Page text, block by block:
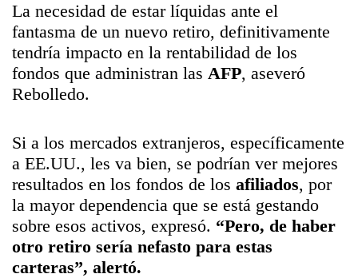
La necesidad de estar líquidas ante el
fantasma de un nuevo retiro, definitivamente
tendría impacto en la rentabilidad de los
fondos que administran las AFP, aseveró
Rebolledo.
Si a los mercados extranjeros, específicamente
a EE.UU., les va bien, se podrían ver mejores
resultados en los fondos de los afiliados, por
la mayor dependencia que se está gestando
sobre esos activos, expresó. “Pero, de haber
otro retiro sería nefasto para estas
carteras”, alertó.